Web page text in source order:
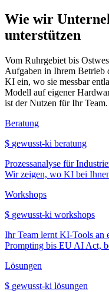
Wie wir
unterstützen
Vom Ruhrgebiet bis
Aufgaben in Ihrem Betrieb
KI ein, wo sie messbar
Modell auf eigener
ist der Nutzen für Ihr Team.
Beratung
$ gewusst-ki beratung
Prozessanalyse für
Wir zeigen, wo KI bei
Workshops
$ gewusst-ki workshops
Ihr Team lernt KI-Tools an
Prompting bis EU AI Act,
Lösungen
$ gewusst-ki lösungen